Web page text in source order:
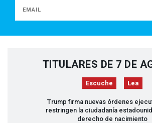
TITULARES DE 7 DE
Escuche Lea
Trump firma nuevas órdenes
restringen la ciudadanía
derecho de nacimiento